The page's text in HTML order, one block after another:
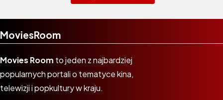
MoviesRoom
Movies Room to jeden z najbardziej
popularnych portali o tematyce kina,
telewizji i popkultury w kraju.